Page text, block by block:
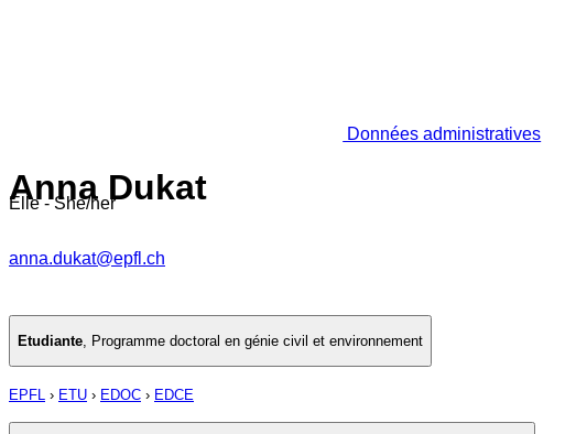
Données administratives
Anna Dukat
Elle - She/her
anna.dukat@epfl.ch
Etudiante Programme doctoral en génie civil et environnement
EPFL › ETU › EDOC › EDCE